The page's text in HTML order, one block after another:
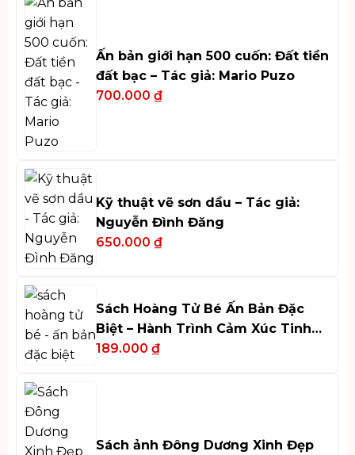
Ấn bản giới hạn 500 cuốn: Đất tiền
đất bạc – Tác giả: Mario Puzo
700.000 ₫
Kỹ thuật vẽ sơn dầu – Tác giả:
Nguyễn Đình Đăng
650.000 ₫
Sách Hoàng Tử Bé Ấn Bản Đặc
Biệt – Hành Trình Cảm Xúc Tinh
Tế
189.000 ₫
Sách ảnh Đông Dương Xinh Đẹp